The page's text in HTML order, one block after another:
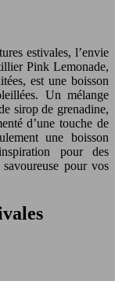
Pink Lemonade,
est une boisson
Un mélange
sirop de grenadine,
d’une touche de
une boisson
pour des
pour vos